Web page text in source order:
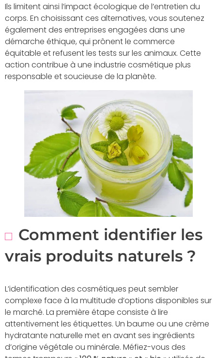
Ils limitent ainsi l’impact écologique de l’entretien du
corps. En choisissant ces alternatives, vous soutenez
également des entreprises engagées dans une
démarche éthique, qui prônent le commerce
équitable et refusent les tests sur les animaux. Cette
action contribue à une industrie cosmétique plus
responsable et soucieuse de la planète.
Comment identifier les
vrais produits naturels ?
L’identification des cosmétiques peut sembler
complexe face à la multitude d’options disponibles sur
le marché. La première étape consiste à lire
attentivement les étiquettes. Un baume ou une crème
hydratante naturelle met en avant ses ingrédients
d’origine végétale ou minérale. Méfiez-vous des